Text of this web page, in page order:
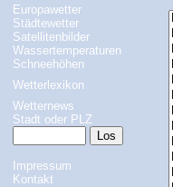
Europawetter
Städtewetter
Satellitenbilder
Wassertemperaturen
Schneehöhen
Wetterlexikon
Wetternews
Stadt oder PLZ
Impressum
Kontakt